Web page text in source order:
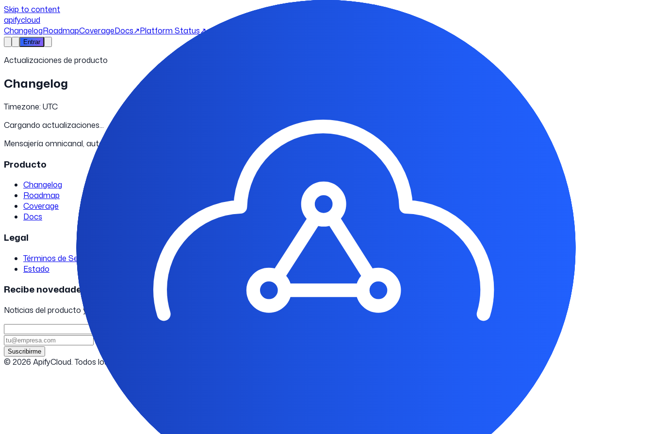
Skip to content
apifycloud
ChangelogRoadmapCoverageDocs↗Platform Status↗
Entrar
Actualizaciones de producto
Changelog
Timezone: UTC
Cargando actualizaciones...
Mensajería omnicanal, automatización y control en canales digitales.
Producto
Changelog
Roadmap
Coverage
Docs
Legal
Términos de Servicio
Estado
Recibe novedades
Noticias del producto y tendencias de canales cada mes.
Suscribirme
© 2026 ApifyCloud. Todos los derechos reservados.